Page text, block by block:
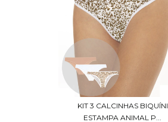
KIT 3 CALCINHAS BIQUÍNI
ESTAMPA ANIMAL P...